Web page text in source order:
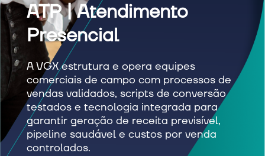
ATP | Atendimento
Presencial
A VGX estrutura e opera equipes
comerciais de campo com processos de
vendas validados, scripts de conversão
testados e tecnologia integrada para
garantir geração de receita previsível,
pipeline saudável e custos por venda
controlados.